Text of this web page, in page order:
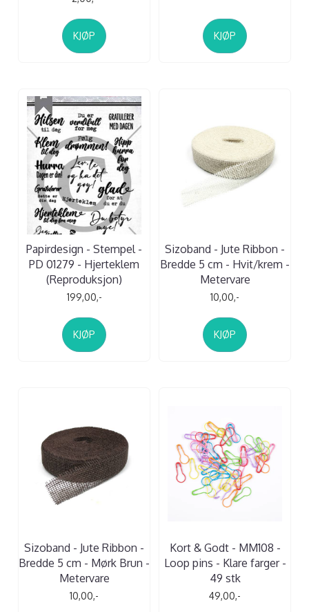
KJØP KJØP
Papirdesign - Stempel -
PD 01279 - Hjerteklem
(Reproduksjon)
199,00,-
KJØP
Sizoband - Jute Ribbon -
Bredde 5 cm - Hvit/krem -
Metervare
10,00,-
KJØP
Sizoband - Jute Ribbon -
Bredde 5 cm - Mørk Brun -
Metervare
10,00,-
Kort & Godt - MM108 -
Loop pins - Klare farger -
49 stk
49,00,-